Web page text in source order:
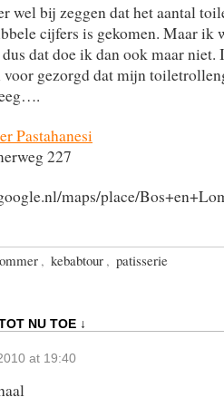
wel bij zeggen dat het aantal
cijfers is gekomen. Maar ik
dat doe ik dan ook maar niet.
gezorgd dat mijn
Pastahanesi
227
maps/place/
, kebabtour , patisserie
NU TOE ↓
at 19:40